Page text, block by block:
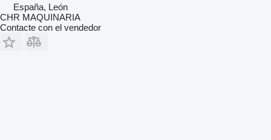
España, León
CHR MAQUINARIA
Contacte con el vendedor